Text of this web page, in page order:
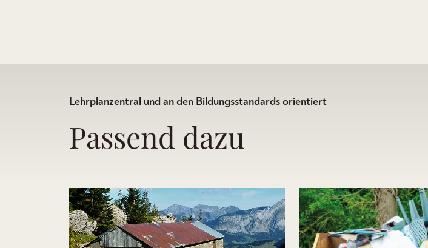
Lehrplanzentral und an den Bildungsstandards orientiert
Passend dazu